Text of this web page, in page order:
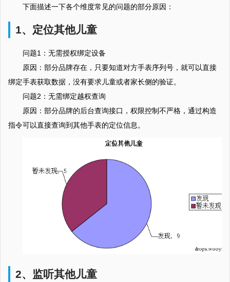
下面描述一下各个维度常见的问题的部分原因：
1、定位其他儿童
问题1：无需授权绑定设备
原因：部分品牌存在，只要知道对方手表序列号，就可以直接
绑定手表获取数据，没有要求儿童或者家长侧的验证。
问题2：无需绑定越权查询
原因：部分品牌的后台查询接口，权限控制不严格，通过构造
指令可以直接查询到其他手表的定位信息。
2、监听其他儿童